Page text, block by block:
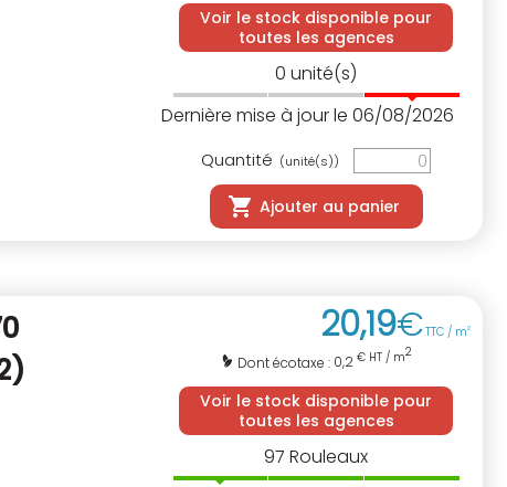
Voir le stock disponible pour
toutes les agences
0 unité(s)
Dernière mise à jour le 06/08/2026
Quantité (unité(s))
Ajouter au panier
20,19€TTC / m2
Dont écotaxe : 0,2 € HT / m2
Voir le stock disponible pour
toutes les agences
97 Rouleaux